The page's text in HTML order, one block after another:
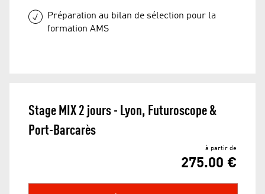
Préparation au bilan de sélection pour la
formation AMS
Stage MIX 2 jours - Lyon, Futuroscope &
Port-Barcarès
à partir de
275.00 €